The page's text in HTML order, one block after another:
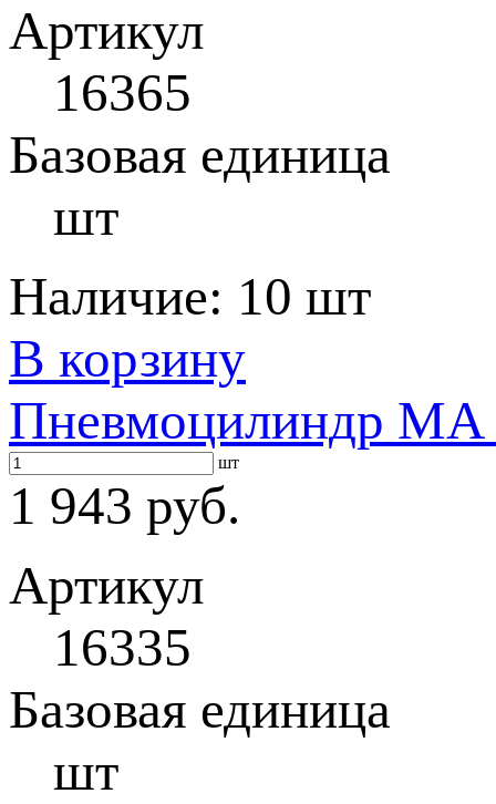
Артикул
16365
Базовая единица
шт
Наличие: 10 шт
В корзину
Пневмоцилиндр MA
шт
1 943 руб.
Артикул
16335
Базовая единица
шт